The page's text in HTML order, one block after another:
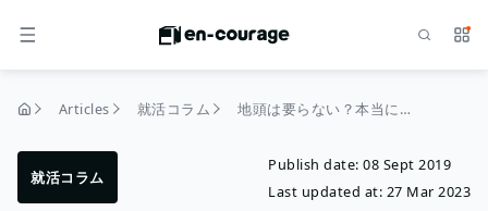
MENU Search
home Articles 就活コラム 地頭は要らない？本当に優秀な人が持つ資質とは
就活コラム
Publish date: 08 Sept 2019
Last updated at: 27 Mar 2023